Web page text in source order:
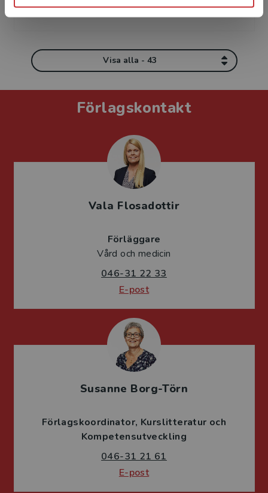
läkarutbil...
Visa alla - 43
Förlagskontakt
Vala Flosadottir
Förläggare
Vård och medicin
046-31 22 33
E-post
Susanne Borg-Törn
Förlagskoordinator Kurslitteratur och
Kompetensutveckling
046-31 21 61
E-post